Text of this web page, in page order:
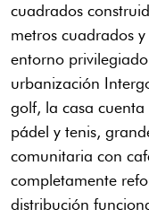
cuadrados
metros cuadrados
entorno
urbanización
golf, la casa
pádel y tenis,
comunitaria con
completamente
distribución